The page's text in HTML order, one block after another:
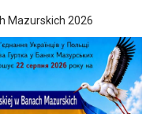
Mazurskich 2026